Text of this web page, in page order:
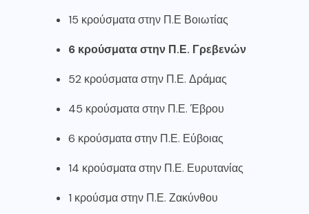
15 κρούσματα στην Π.Ε Βοιωτίας
6 κρούσματα στην Π.Ε. Γρεβενών
52 κρούσματα στην Π.Ε. Δράμας
45 κρούσματα στην Π.Ε. Έβρου
6 κρούσματα στην Π.Ε. Εύβοιας
14 κρούσματα στην Π.Ε. Ευρυτανίας
1 κρούσμα στην Π.Ε. Ζακύνθου